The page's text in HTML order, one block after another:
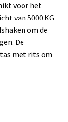
voor het
van 5000 KG.
om de
De
met rits om